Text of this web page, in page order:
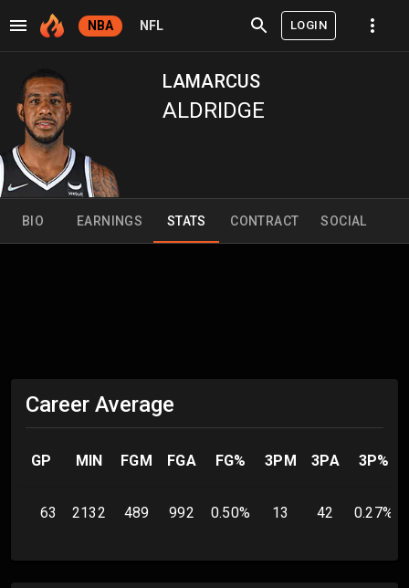
NBA NFL LOGIN
LAMARCUS
ALDRIDGE
BIO EARNINGS STATS CONTRACT SOCIAL
Career Average
GP MIN FGM FGA FG% 3PM 3PA 3P%
63 2132 489 992 0.50% 13 42 0.27%